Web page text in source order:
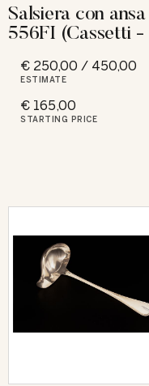
Salsiera con
556FI (Cassetti -
€ 250,00 / 450,00
ESTIMATE
€ 165,00
STARTING PRICE